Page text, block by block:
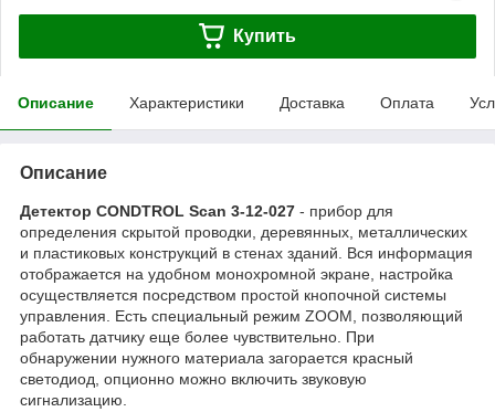
Купить
Описание Характеристики Доставка Оплата
Описание
Детектор CONDTROL Scan 3-12-027 - прибор для
определения скрытой проводки, деревянных, металлических
и пластиковых конструкций в стенах зданий. Вся информация
отображается на удобном монохромной экране, настройка
осуществляется посредством простой кнопочной системы
управления. Есть специальный режим ZOOM, позволяющий
работать датчику еще более чувствительно. При
обнаружении нужного материала загорается красный
светодиод, опционно можно включить звуковую
сигнализацию.